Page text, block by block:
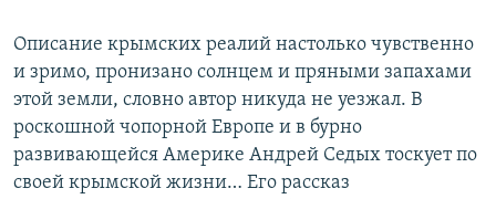
Описание крымских реалий настолько чувственно
и зримо, пронизано солнцем и пряными запахами
этой земли, словно автор никуда не уезжал. В
роскошной чопорной Европе и в бурно
развивающейся Америке Андрей Седых тоскует по
своей крымской жизни… Его рассказ